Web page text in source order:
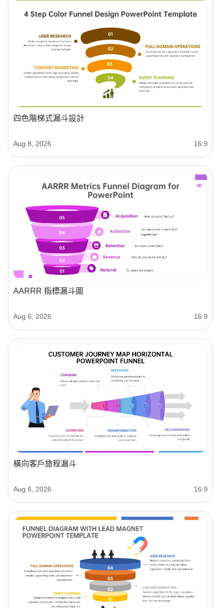
四色階梯式漏斗設計
Aug 8, 2026 16:9
AARRR 指標漏斗圖
Aug 6, 2026 16:9
橫向客戶旅程漏斗
Aug 6, 2026 16:9